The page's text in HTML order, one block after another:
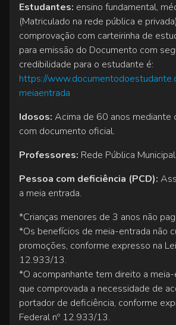
Estudantes: ensino fundamental,
(Matriculado na rede pública e
comprovação com carteirinha de
para emissão do Documento com
credibilidade para o estudante é:
https://
meiaentrada
Idosos: Acima de 60 anos mediante
com documento oficial.
Professores: Rede Pública Municipal.
Pessoa com deficiência (PCD):
a meia entrada.
*Crianças menores de 3 anos não
*Os benefícios de meia-entrada não
promoções, conforme expresso na
12.933/13.
*O acompanhante tem direito a
que comprovada a necessidade de
portador de deficiência, conforme
Federal nº 12.933/13.